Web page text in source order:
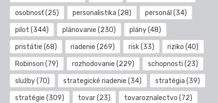
osobnosť(25) personalistika (28) personál (34)
pilot (344) plánovanie (230) plány(48)
pristátie (68) riadenie (269) risk(33) riziko (40)
Robinson (79) rozhodovanie (229) schopnosti (23)
služby(70) strategické riadenie (34) stratégia (39)
stratégie (309) tovar(23) tovaroznalectvo (72)